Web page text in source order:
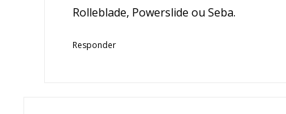
Rolleblade, Powerslide ou Seba.
Responder